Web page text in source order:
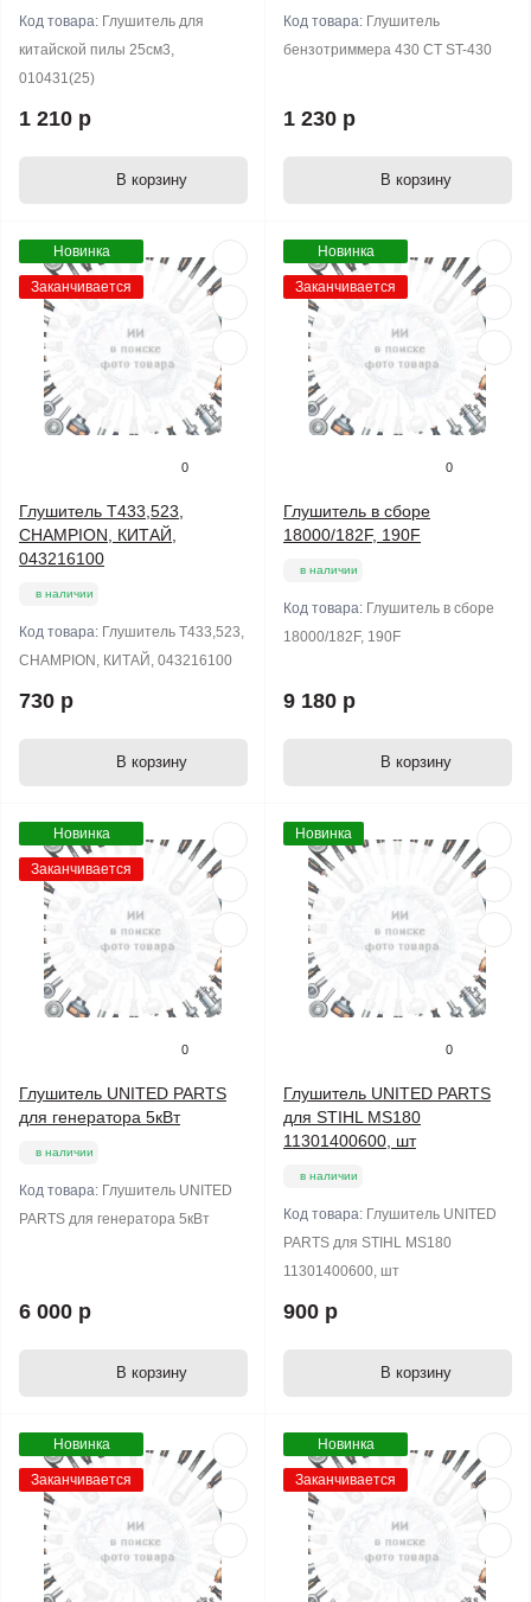
Код товара: Глушитель для
китайской пилы 25см3,
010431(25)
1 210 р
В корзину
Код товара: Глушитель
бензотриммера 430 СТ ST-430
1 230 р
В корзину
Новинка
Заканчивается
0
Глушитель T433,523,
CHAMPION, КИТАЙ,
043216100
в наличии
Код товара: Глушитель T433,523,
CHAMPION, КИТАЙ, 043216100
730 р
В корзину
Новинка
Заканчивается
0
Глушитель в сборе
18000/182F, 190F
в наличии
Код товара: Глушитель в сборе
18000/182F, 190F
9 180 р
В корзину
Новинка
Заканчивается
0
Глушитель UNITED PARTS
для генератора 5кВт
в наличии
Код товара: Глушитель UNITED
PARTS для генератора 5кВт
6 000 р
В корзину
Новинка
0
Глушитель UNITED PARTS
для STIHL MS180
11301400600, шт
в наличии
Код товара: Глушитель UNITED
PARTS для STIHL MS180
11301400600, шт
900 р
В корзину
Новинка
Заканчивается
Новинка
Заканчивается